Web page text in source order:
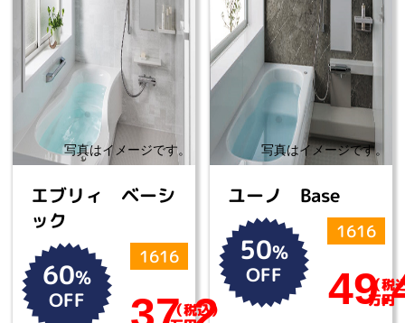
エブリィ ベーシ
ック
60%
OFF
1616
（税込）
ユーノ Base
50%
OFF
1616
（税
万円